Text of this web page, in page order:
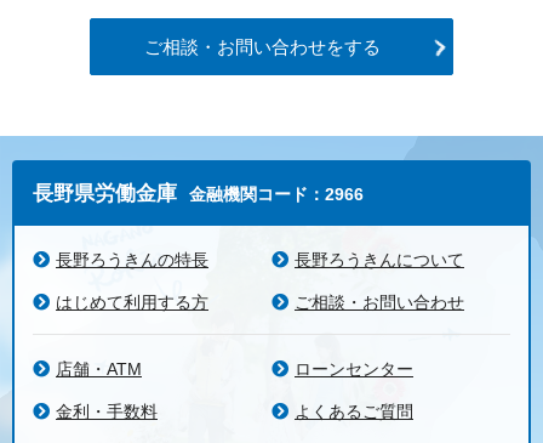
ご相談・お問い合わせをする
長野県労働金庫 金融機関コード：2966
長野ろうきんの特長 長野ろうきんについて
はじめて利用する方 ご相談・お問い合わせ
店舗・ATM ローンセンター
金利・手数料 よくあるご質問